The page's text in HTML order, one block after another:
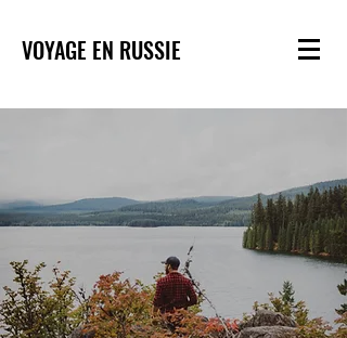
VOYAGE EN RUSSIE